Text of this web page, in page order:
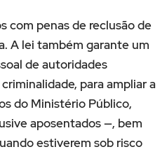
com penas de reclusão de
A lei também garante um
de autoridades
para ampliar a
do Ministério Público,
aposentados —, bem
estiverem sob risco